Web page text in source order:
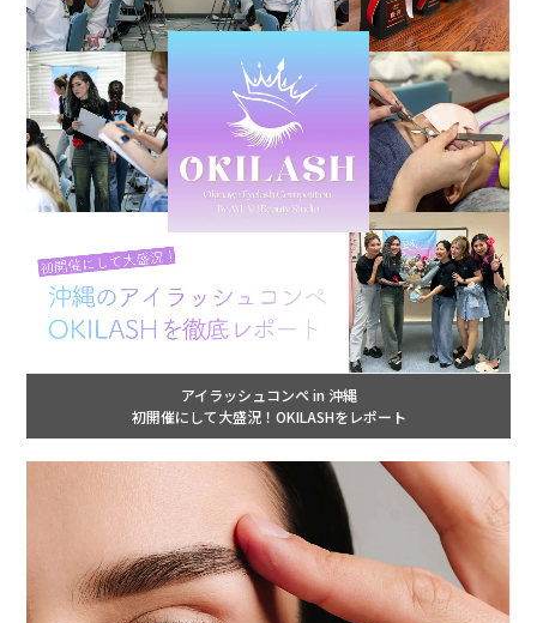
アイラッシュコンペ in 沖縄
初開催にして大盛況！OKILASHをレポート